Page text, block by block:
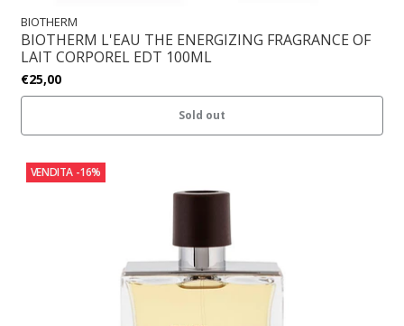
BIOTHERM
BIOTHERM L'EAU THE ENERGIZING FRAGRANCE OF
LAIT CORPOREL EDT 100ML
€25,00
Sold out
VENDITA -16%